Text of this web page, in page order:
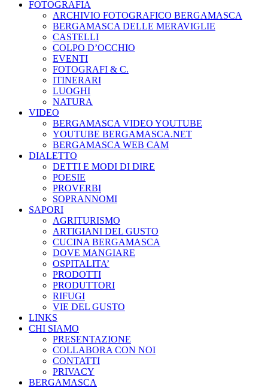
FOTOGRAFIA
ARCHIVIO FOTOGRAFICO BERGAMASCA
BERGAMASCA DELLE MERAVIGLIE
CASTELLI
COLPO D’OCCHIO
EVENTI
FOTOGRAFI & C.
ITINERARI
LUOGHI
NATURA
VIDEO
BERGAMASCA VIDEO YOUTUBE
YOUTUBE BERGAMASCA.NET
BERGAMASCA WEB CAM
DIALETTO
DETTI E MODI DI DIRE
POESIE
PROVERBI
SOPRANNOMI
SAPORI
AGRITURISMO
ARTIGIANI DEL GUSTO
CUCINA BERGAMASCA
DOVE MANGIARE
OSPITALITA’
PRODOTTI
PRODUTTORI
RIFUGI
VIE DEL GUSTO
LINKS
CHI SIAMO
PRESENTAZIONE
COLLABORA CON NOI
CONTATTI
PRIVACY
BERGAMASCA